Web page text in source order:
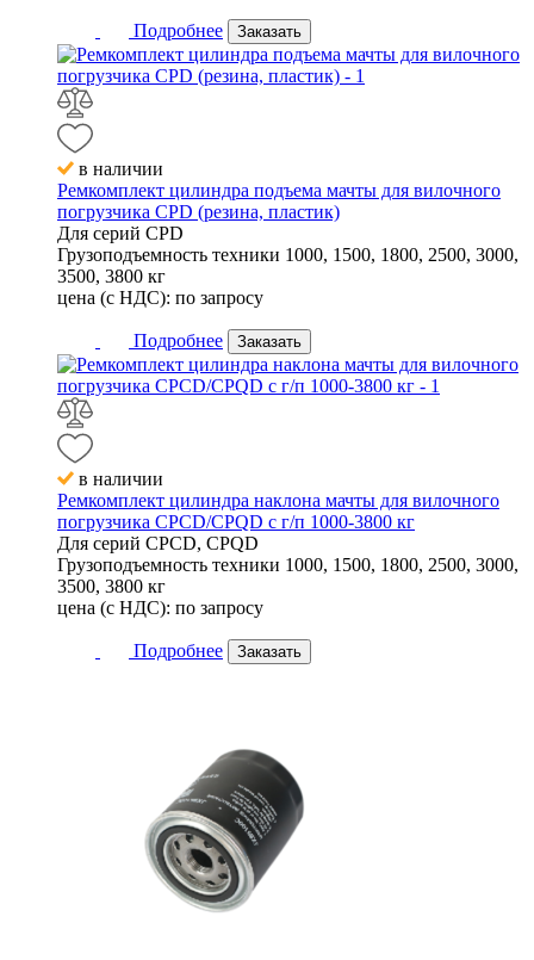
Подробнее Заказать
в наличии
Ремкомплект цилиндра подъема мачты для вилочного
погрузчика CPD (резина, пластик)
Для серий CPD
Грузоподъемность техники 1000, 1500, 1800, 2500, 3000,
3500, 3800 кг
цена (с НДС): по запросу
Подробнее Заказать
в наличии
Ремкомплект цилиндра наклона мачты для вилочного
погрузчика CPCD/CPQD с г/п 1000-3800 кг
Для серий CPCD, CPQD
Грузоподъемность техники 1000, 1500, 1800, 2500, 3000,
3500, 3800 кг
цена (с НДС): по запросу
Подробнее Заказать